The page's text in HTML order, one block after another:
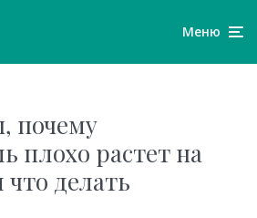
Меню
почему
плохо растет на
что делать